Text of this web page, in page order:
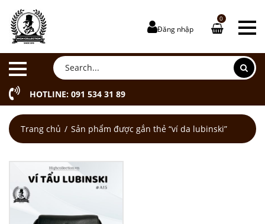
Đăng nhập
0
HOTLINE: 091 534 31 89
Trang chủ Sản phẩm được gắn thẻ “ví da lubinski”